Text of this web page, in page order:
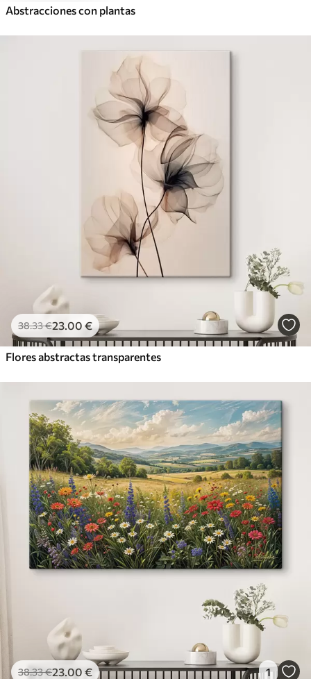
Abstracciones con plantas
38.33€23.00 €
Flores abstractas transparentes
38.33€23.00 € 1